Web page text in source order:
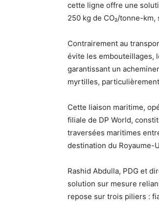
cette ligne offre une
250 kg de CO₂/tonne-
Contrairement au
évite les embouteillages,
garantissant un
myrtilles,
Cette liaison maritime,
filiale de DP World,
traversées maritimes
destination du Royaume-
Rashid Abdulla, PDG et
solution sur mesure
repose sur trois piliers :